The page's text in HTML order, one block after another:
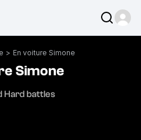
> En voiture Simone
Simone
Hard battles